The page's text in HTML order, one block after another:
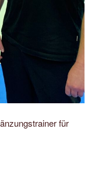
für